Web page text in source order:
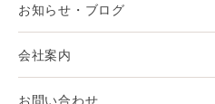
お知らせ・ブログ
会社案内
お問い合わせ